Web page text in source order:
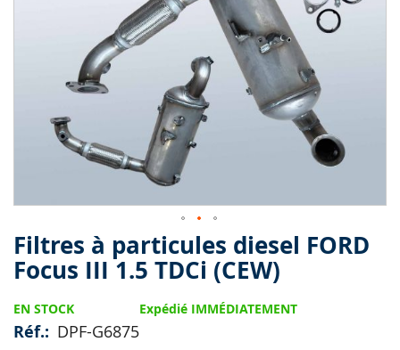
Filtres à particules diesel FORD
Focus III 1.5 TDCi (CEW)
EN STOCK
Réf. DPF-G6875
Expédié IMMÉDIATEMENT
Skip
to
the
of
the